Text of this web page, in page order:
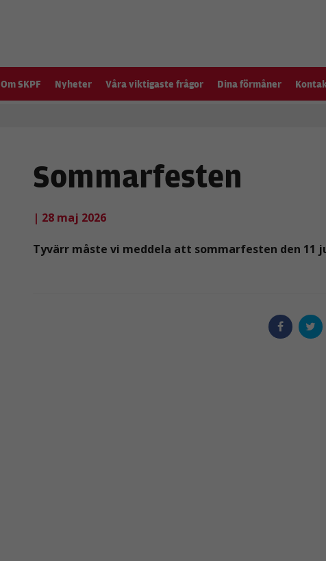
Om SKPF Nyheter Våra viktigaste frågor Dina förmåner
Sommarfesten
| 28 maj 2026
Tyvärr måste vi meddela att sommarfesten den 11